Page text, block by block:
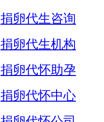
捐卵代生咨询
捐卵代生机构
捐卵代怀助孕
捐卵代怀中心